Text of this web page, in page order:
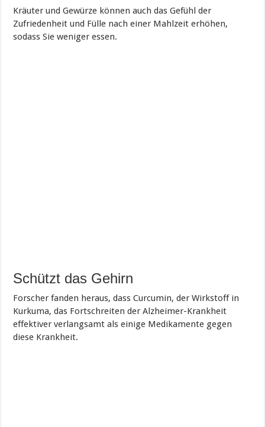
Kräuter und Gewürze können auch das Gefühl der
Zufriedenheit und Fülle nach einer Mahlzeit erhöhen,
sodass Sie weniger essen.
Schützt das Gehirn
Forscher fanden heraus, dass Curcumin, der Wirkstoff in
Kurkuma, das Fortschreiten der Alzheimer-Krankheit
effektiver verlangsamt als einige Medikamente gegen
diese Krankheit.